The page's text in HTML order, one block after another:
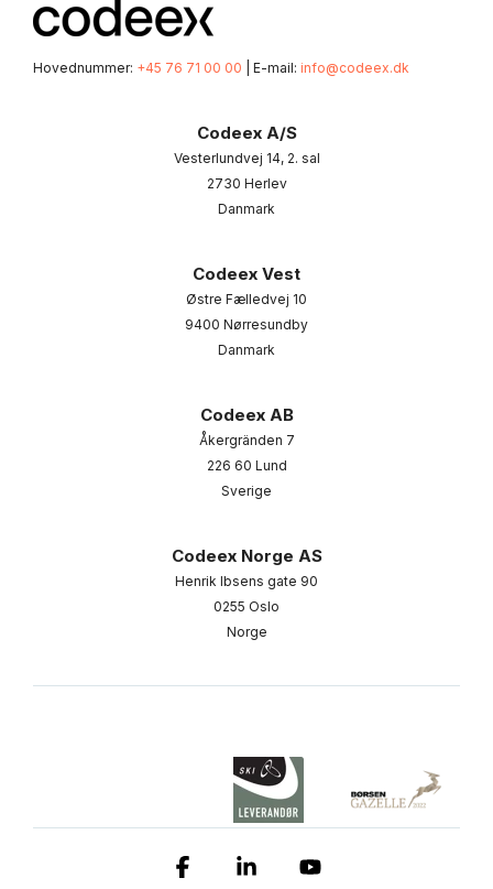
Hovednummer: +45 76 71 00 00 | E-mail: info@codeex.dk
Codeex A/S
Vesterlundvej 14, 2. sal
2730 Herlev
Danmark
Codeex Vest
Østre Fælledvej 10
9400 Nørresundby
Danmark
Codeex AB
Åkergränden 7
226 60 Lund
Sverige
Codeex Norge AS
Henrik Ibsens gate 90
0255 Oslo
Norge
FacebookLinkedin